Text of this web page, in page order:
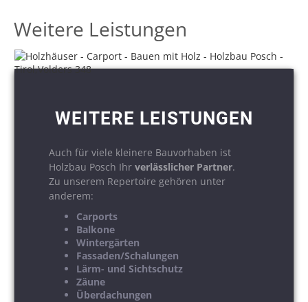
Weitere Leistungen
WEITERE LEISTUNGEN
Auch für viele kleinere Bauvorhaben ist
Holzbau Posch Ihr verlässlicher Partner.
Zu unserem Repertoire gehören unter
anderem:
Carports
Balkone
Wintergärten
Fassaden/Schalungen
Lärm- und Sichtschutz
Zäune
Überdachungen